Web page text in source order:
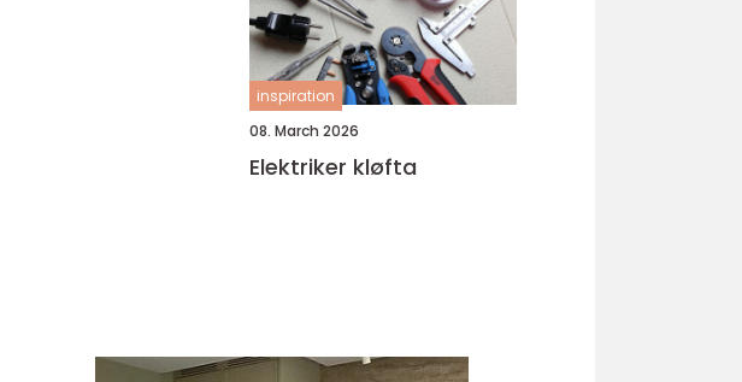
inspiration
08. March 2026
Elektriker kløfta